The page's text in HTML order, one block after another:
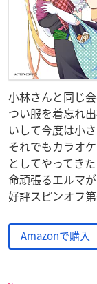
小林さんと同じ
つい服を着忘れ
いして今度は小
それでもカラオ
としてやってき
命頑張るエルマ
好評スピンオフ
Amazonで購入